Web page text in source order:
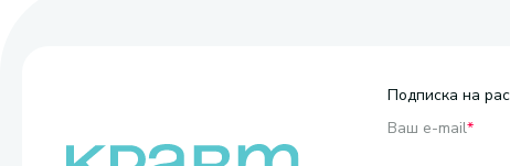
Подписка на
Ваш e-mail*